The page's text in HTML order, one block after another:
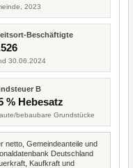
2023
Beschäftigte
30.06.2024
B
% Hebesatz
bebaubare Grundstücke
netto, Gemeindeanteile und
Deutschland
Kaufkraft und